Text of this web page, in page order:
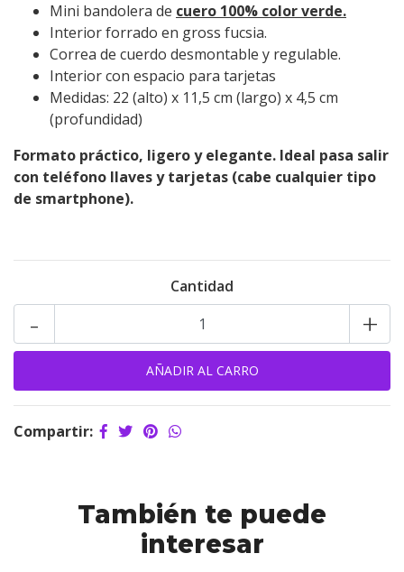
Mini bandolera de cuero 100% color verde.
Interior forrado en gross fucsia.
Correa de cuerdo desmontable y regulable.
Interior con espacio para tarjetas
Medidas: 22 (alto) x 11,5 cm (largo) x 4,5 cm
(profundidad)
Formato práctico, ligero y elegante. Ideal pasa salir
con teléfono llaves y tarjetas (cabe cualquier tipo
de smartphone).
Cantidad
+
-
Compartir:
También te puede
interesar